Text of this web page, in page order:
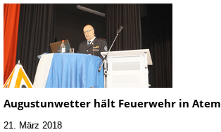
Augustunwetter hält Feuerwehr in Atem
21. März 2018